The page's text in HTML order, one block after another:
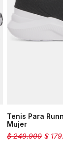
Tenis Para
Mujer
$ 179.
$ 249.900